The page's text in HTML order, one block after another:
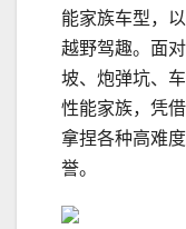
能家族车型，
越野驾趣。面
坡、炮弹坑、
性能家族，凭
拿捏各种高难
誉。